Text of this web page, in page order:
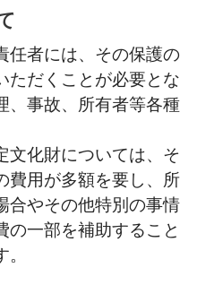
任者には、その保護の
ただくことが必要とな
、事故、所有者等各種
文化財については、そ
費用が多額を要し、所
合やその他特別の事情
の一部を補助すること